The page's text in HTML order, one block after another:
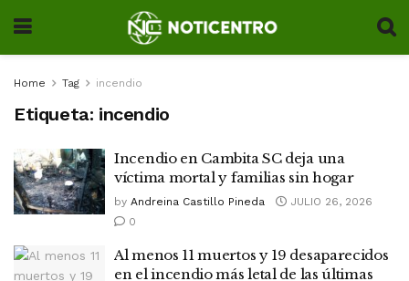
Home Tag incendio
Etiqueta: incendio
Incendio en Cambita SC deja una
víctima mortal y familias sin hogar
by Andreina Castillo Pineda
JULIO 26, 2026
0
Al menos 11 muertos y 19 desaparecidos
en el incendio más letal de las últimas